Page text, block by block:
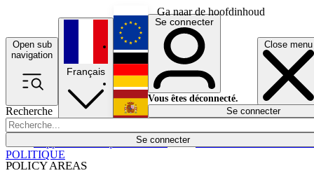
Ga naar de hoofdinhoud
Open sub
navigation
Close menu
Recherche
Se connecter
POLICY AREAS
Économie
Français
English
Deutsch
Español
Se connecter
Vous êtes déconnecté.
Se connecter
POLITIQUE